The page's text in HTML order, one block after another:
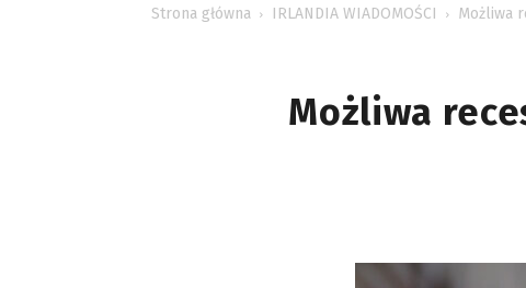
Strona główna IRLANDIA WIADOMOŚCI Możliwa
Możliwa